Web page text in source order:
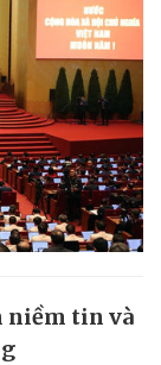
niềm tin và